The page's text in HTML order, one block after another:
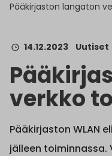
Pääkirjaston langaton
14.12.2023 Uutiset
verkko
Pääkirjaston WLAN
jälleen toiminnassa.